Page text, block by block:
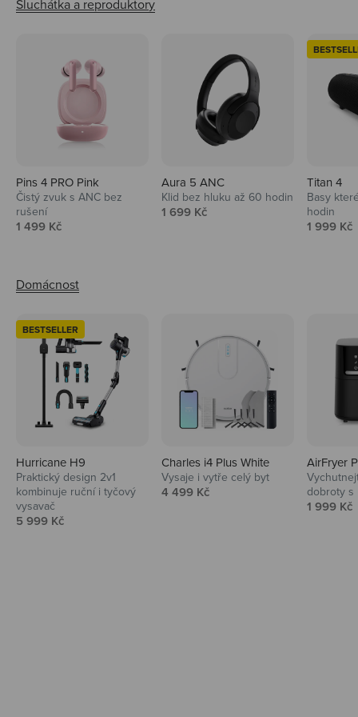
Pins 4 PRO Pink
Čistý zvuk s ANC bez
rušení
Prodejní cena
1 499 Kč
Aura 5 ANC
Klid bez hluku až 60 hodin
Prodejní cena
1 699 Kč
Titan 4
Basy
hodin
Prodejní
1 999 Kč
BESTSELLER
Hurricane H9
Praktický design 2v1
kombinuje ruční i tyčový
vysavač
Prodejní cena
5 999 Kč
Charles i4 Plus White
Vysaje i vytře celý byt
Prodejní cena
4 499 Kč
AirFryer
dobroty s
Prodejní
1 999 Kč
Audio
Niceboy sluchátka a repráky ti padnou
do noty.